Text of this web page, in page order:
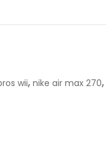
wii, nike air max 270,